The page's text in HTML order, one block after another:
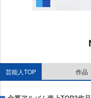
芸能人TOP 作品